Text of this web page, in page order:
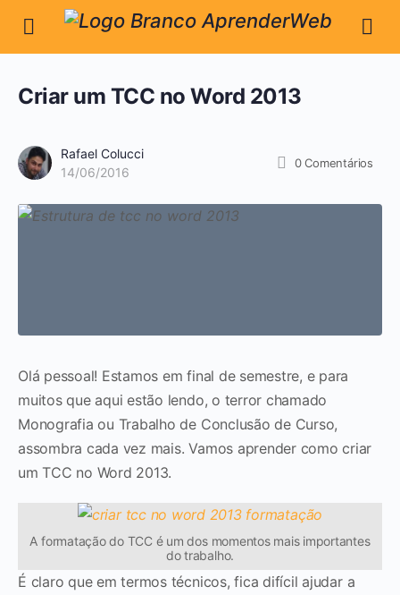
Criar um TCC no Word 2013
Rafael Colucci
14/06/2016
0Comentários
Olá pessoal! Estamos em final de semestre, e para
muitos que aqui estão lendo, o terror chamado
Monografia ou Trabalho de Conclusão de Curso,
assombra cada vez mais. Vamos aprender como criar
um TCC no Word 2013.
A formatação do TCC é um dos momentos mais importantes
do trabalho.
É claro que em termos técnicos, fica difícil ajudar a